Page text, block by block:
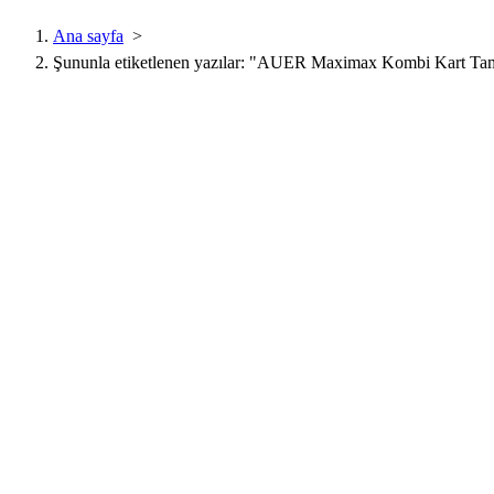
Ana sayfa >
Şununla etiketlenen yazılar: "AUER Maximax Kombi Kart